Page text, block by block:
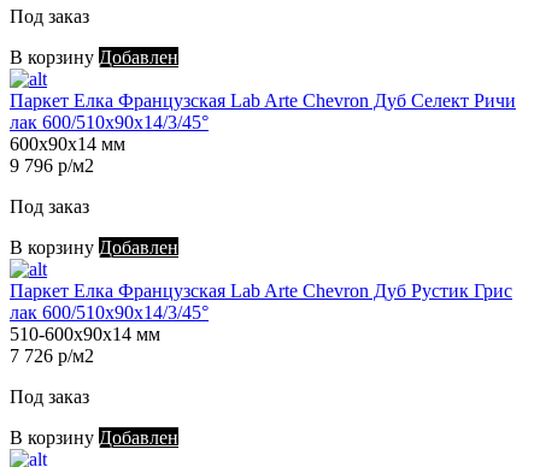
Под заказ
В корзину Добавлен
Паркет Елка Французская Lab Arte Chevron Дуб Селект Ричи
лак 600/510х90х14/3/45°
600х90х14 мм
9 796 р/м2
Под заказ
В корзину Добавлен
Паркет Елка Французская Lab Arte Chevron Дуб Рустик Грис
лак 600/510х90х14/3/45°
510-600х90х14 мм
7 726 р/м2
Под заказ
В корзину Добавлен